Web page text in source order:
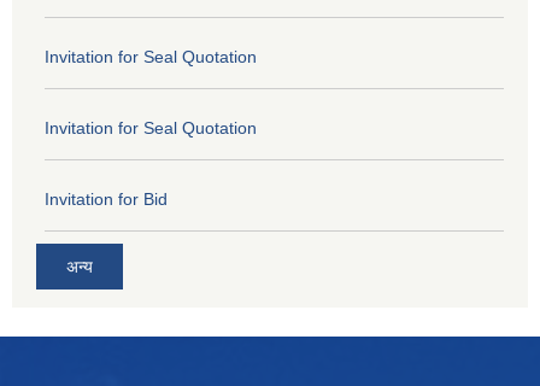
Invitation for Seal Quotation
Invitation for Seal Quotation
Invitation for Bid
अन्य